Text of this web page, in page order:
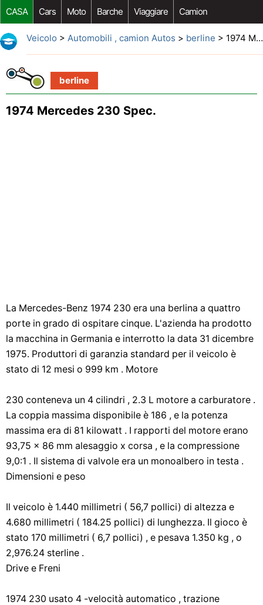
CASA Cars Moto Barche Viaggiare Camion
Riparazione Auto Acquisto Auto Car Opzioni Aftermarket
Veicolo > Automobili , camion Autos > berline > 1974 Mercedes 230 Spec.
berline
1974 Mercedes 230 Spec.
La Mercedes-Benz 1974 230 era una berlina a quattro
porte in grado di ospitare cinque. L'azienda ha prodotto
la macchina in Germania e interrotto la data 31 dicembre
1975. Produttori di garanzia standard per il veicolo è
stato di 12 mesi o 999 km . Motore
230 conteneva un 4 cilindri , 2.3 L motore a carburatore .
La coppia massima disponibile è 186 , e la potenza
massima era di 81 kilowatt . I rapporti del motore erano
93,75 x 86 mm alesaggio x corsa , e la compressione
9,0:1 . Il sistema di valvole era un monoalbero in testa .
Dimensioni e peso
Il veicolo è 1.440 millimetri ( 56,7 pollici) di altezza e
4.680 millimetri ( 184.25 pollici) di lunghezza. Il gioco è
stato 170 millimetri ( 6,7 pollici) , e pesava 1.350 kg , o
2,976.24 sterline .
Drive e Freni
1974 230 usato 4 -velocità automatico , trazione